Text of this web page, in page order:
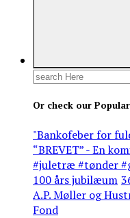
Search
Or check our
"Bankofeber for
“BREVET” - En
#juletræ #tønder
100 års jubilæum
A.P. Møller og
Fond